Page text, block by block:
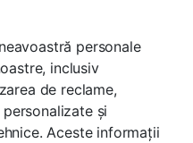
personale
inclusiv
de reclame,
și
Aceste informații